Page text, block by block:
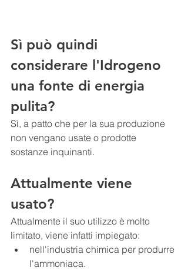
Sì può quindi
considerare l'Idrogeno
una fonte di energia
pulita?
Sì, a patto che per la sua produzione
non vengano usate o prodotte
sostanze inquinanti.
Attualmente viene
usato?
Attualmente il suo utilizzo è molto
limitato, viene infatti impiegato:
nell'industria chimica per produrre
l'ammoniaca.